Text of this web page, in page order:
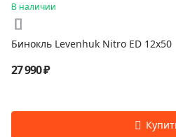
В наличии
Бинокль Levenhuk Nitro ED 12x50
27 990 ₽